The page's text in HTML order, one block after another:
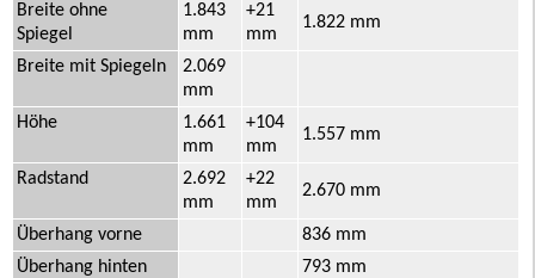
Breite ohne
Spiegel
1.843
mm
+21
mm
1.822 mm
Breite mit Spiegeln
2.069
mm
Höhe
1.661
mm
+104
mm
1.557 mm
Radstand
2.692
mm
+22
mm
2.670 mm
Überhang vorne
836 mm
Überhang hinten
793 mm